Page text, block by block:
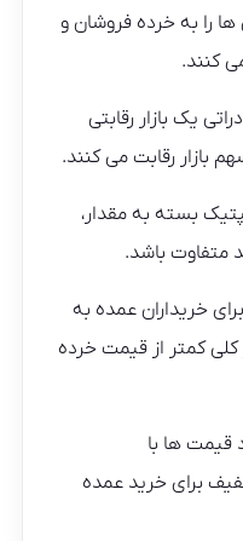
را به خرده فروشان و
کنند.
یک بازار رقابتی
بازار رقابت می کنند.
بسته به مقدار،
متفاوت باشد.
خریداران عمده به
کلی کمتر از قیمت خرده
قیمت ها با
برای خرید عمده